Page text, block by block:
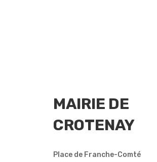
MAIRIE DE
CROTENAY
Place de Franche-Comté